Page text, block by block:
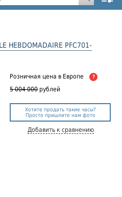
HEBDOMADAIRE PFC701-
Розничная цена в Европе ?
5 004 000 рублей
Хотите продать такие часы?
Просто пришлите нам фото
Добавить к сравнению